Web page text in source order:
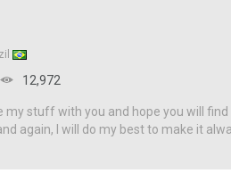
12,972
my stuff with you and hope you will
again, I will do my best to make it